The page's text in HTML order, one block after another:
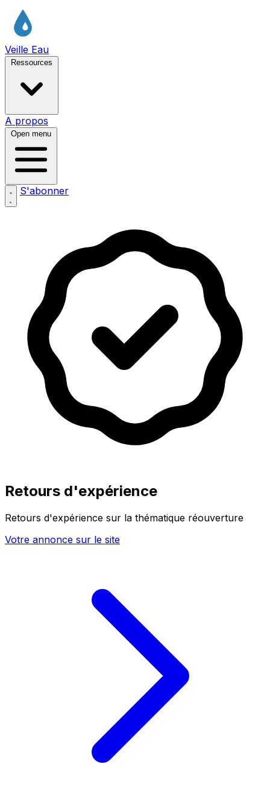
Veille Eau
Ressources
A propos
Open menu
S'abonner
Retours d'expérience
Retours d'expérience sur la thématique réouverture
Votre annonce sur le site